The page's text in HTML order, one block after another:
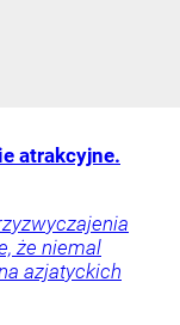
atrakcyjne.
że niemal
azjatyckich